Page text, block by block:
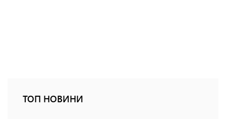
ТОП НОВИНИ